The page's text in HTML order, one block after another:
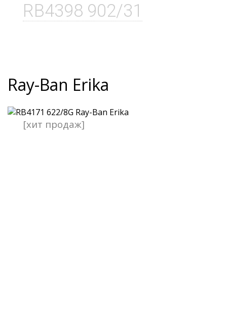
RB4398 902/31
Ray-Ban Erika
[хит продаж]